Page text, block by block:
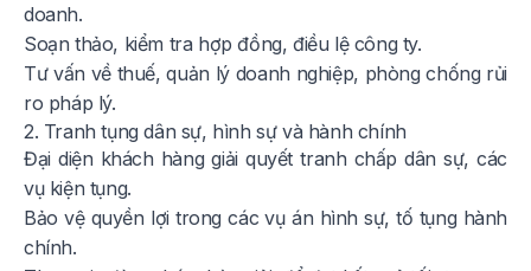
doanh.
Soạn thảo, kiểm tra hợp đồng, điều lệ công ty.
Tư vấn về thuế, quản lý doanh nghiệp, phòng chống rủi
ro pháp lý.
2. Tranh tụng dân sự, hình sự và hành chính
Đại diện khách hàng giải quyết tranh chấp dân sự, các
vụ kiện tụng.
Bảo vệ quyền lợi trong các vụ án hình sự, tố tụng hành
chính.